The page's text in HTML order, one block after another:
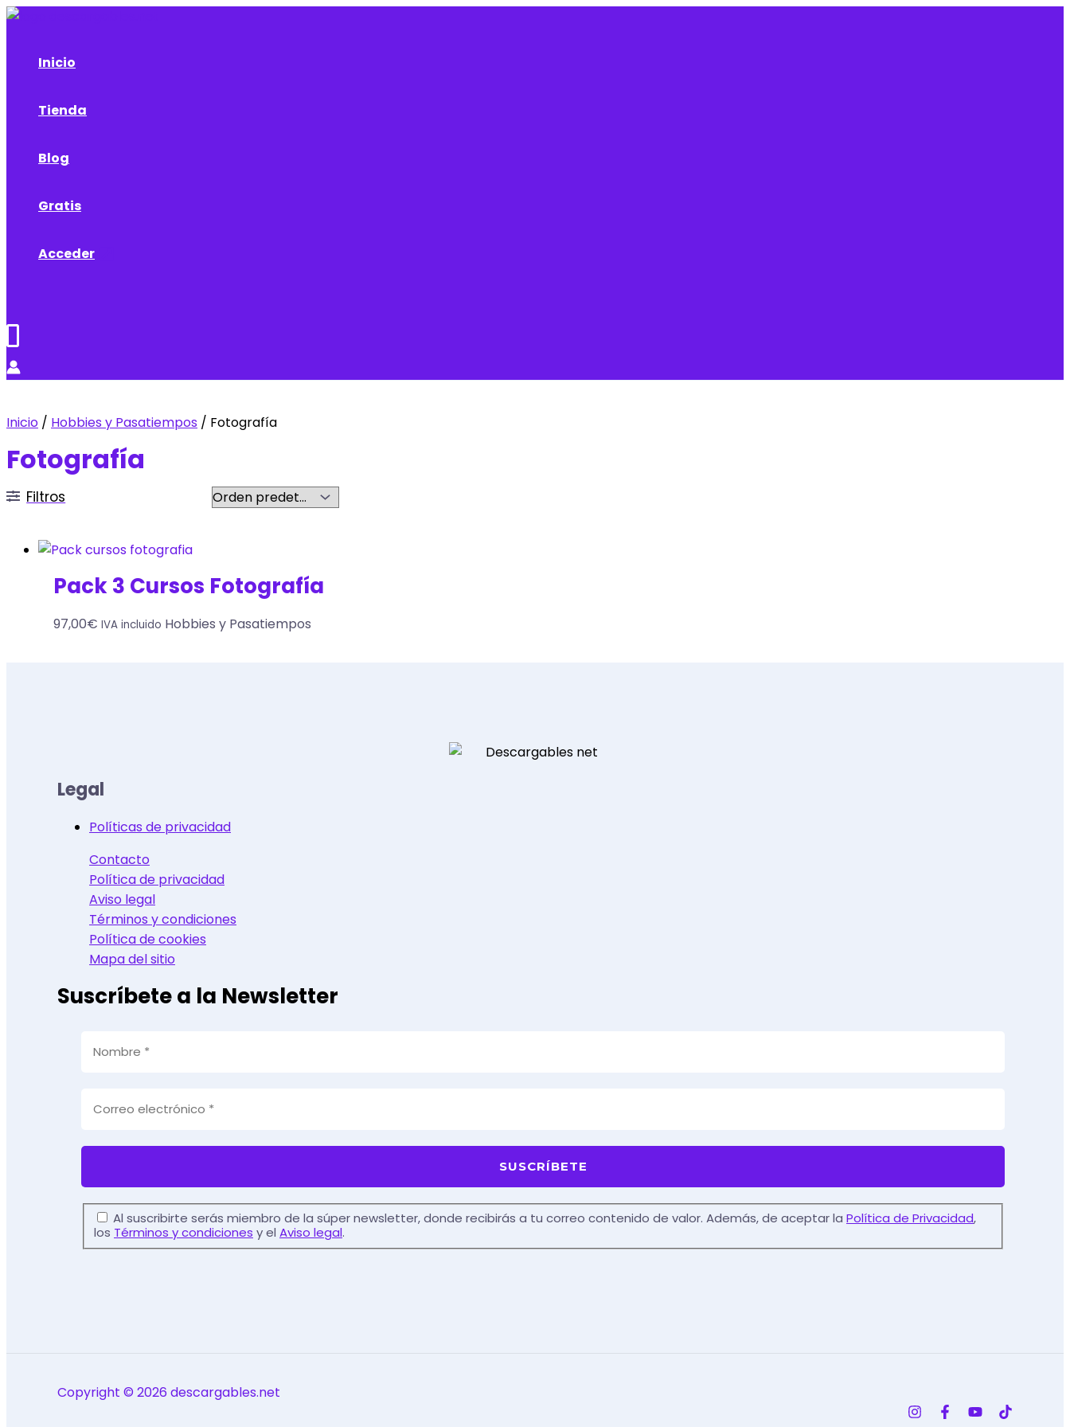
Ir
Inicio
Tienda
Blog
Gratis
Acceder
Inicio / Hobbies y Pasatiempos / Fotografía
Fotografía
Filtros
Pack 3 Cursos Fotografía
97,00€ IVA incluido Hobbies y Pasatiempos
Legal
Políticas de privacidad
Contacto
Política de privacidad
Aviso legal
Términos y condiciones
Política de cookies
Mapa del sitio
Suscríbete a la Newsletter
Al suscribirte serás miembro de la súper newsletter, donde recibirás a tu correo contenido de valor. Además, de aceptar la Política de Privacidad,
los Términos y condiciones y el Aviso legal.
Copyright © 2026 descargables.net